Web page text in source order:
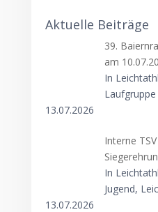
Aktuelle Beiträge
39.
am
In
Laufgruppe
13.07.2026
Interne
In
Jugend,
13.07.2026